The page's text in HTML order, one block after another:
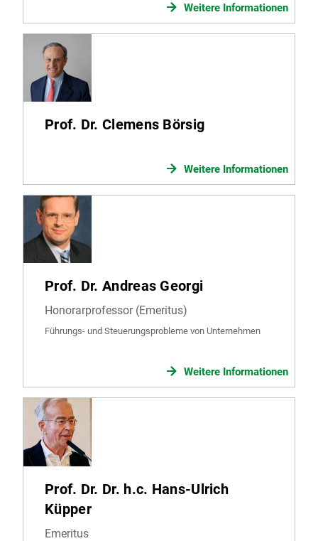
Weitere Informationen
Prof. Dr. Clemens Börsig
Weitere Informationen
Prof. Dr. Andreas Georgi
Honorarprofessor (Emeritus)
Führungs- und Steuerungsprobleme von Unternehmen
Weitere Informationen
Prof. Dr. Dr. h.c. Hans-Ulrich
Küpper
Emeritus